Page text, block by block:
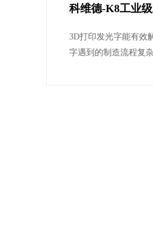
科维德-K8工业
3D打印发光字能有效
字遇到的制造流程复